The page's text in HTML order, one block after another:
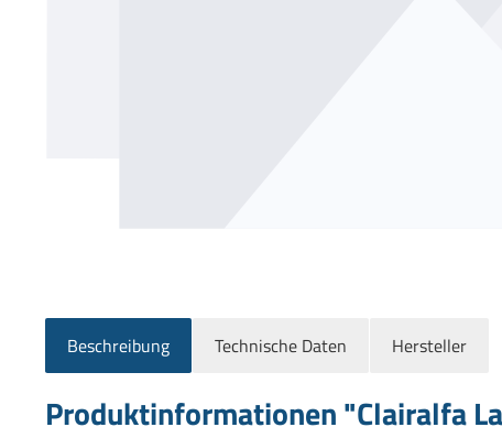
Beschreibung Technische Daten Hersteller
Produktinformationen "Clairalfa